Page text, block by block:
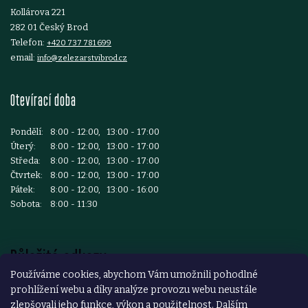
Používáme cookies, abychom Vám umožnili pohodlné
prohlížení webu a díky analýze provozu webu neustále
zlepšovali jeho funkce, výkon a použitelnost. Dalším
Kollárova 221
282 01 Český Brod
Telefon: +420 737 781 699
email: info@zelezarstvibrod.cz
Otevírací doba
Pondělí:
8:00 - 12:00, 13:00 - 17:00
Úterý:
8:00 - 12:00, 13:00 - 17:00
Středa:
8:00 - 12:00, 13:00 - 17:00
Čtvrtek:
8:00 - 12:00, 13:00 - 17:00
Pátek:
8:00 - 12:00, 13:00 - 16:00
Sobota:
8:00 - 11:30
Důležité odkazy
Reklamace a vrácení zboží